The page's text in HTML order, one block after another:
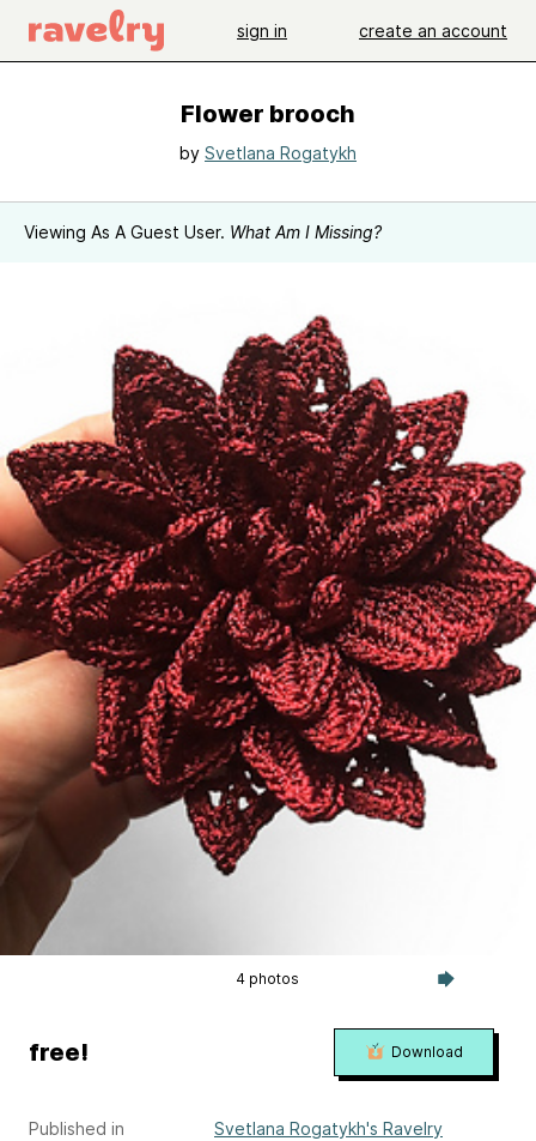
sign in create an account
Flower brooch
by Svetlana Rogatykh
Viewing As A Guest User. What Am I Missing?
4 photos
Published in
Svetlana Rogatykh's Ravelry
free! Download